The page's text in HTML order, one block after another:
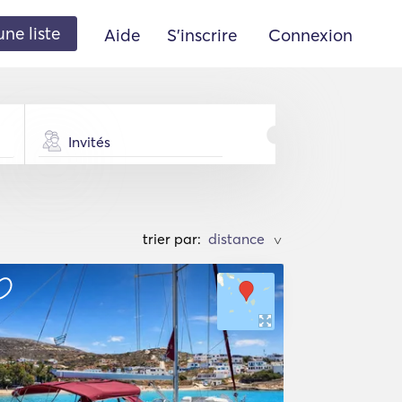
liste Aide S'inscrire Connexion
Invités
trier par: >